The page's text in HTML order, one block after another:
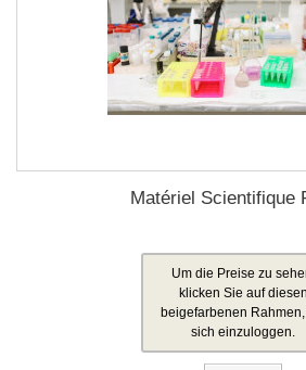
Matériel Scientifique
Um die Preise zu
klicken Sie auf diesen
beigefarbenen
sich einzuloggen.